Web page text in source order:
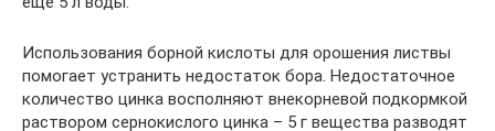
Использования борной кислоты для орошения листвы
помогает устранить недостаток бора. Недостаточное
количество цинка восполняют внекорневой подкормкой
раствором сернокислого цинка – 5 г вещества разводят